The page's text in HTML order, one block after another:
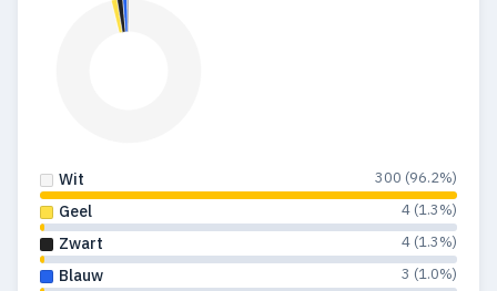
Wit 300 (96.2%)
Geel 4 (1.3%)
Zwart 4 (1.3%)
Blauw 3 (1.0%)